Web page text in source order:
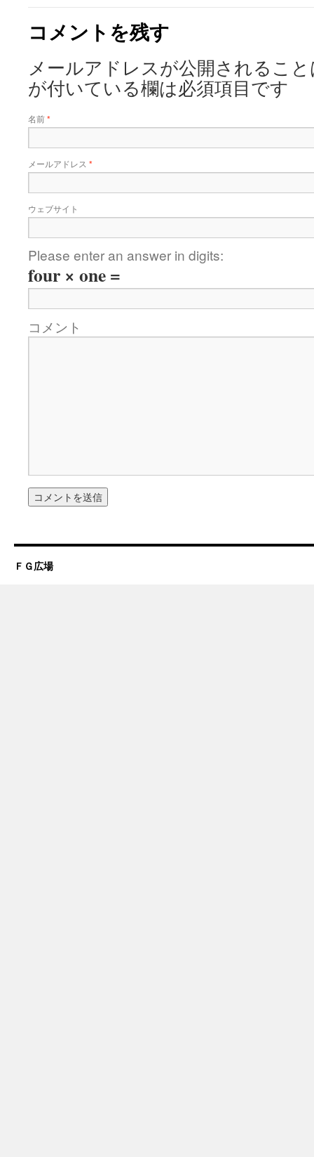
コメントを残す
メールアドレスが公開されるこ
が付いている欄は必須項目です
名前*
メールアドレス *
ウェブサイト
Please enter an answer in digits:
four × one =
コメント
ＦＧ広場